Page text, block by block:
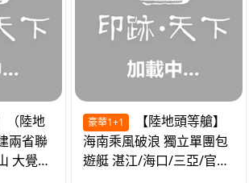
兩省聯
大覺山
豪華1+1
海南乘風破浪 獨立單團包
遊艇 湛江/海口/三亞/官塘/